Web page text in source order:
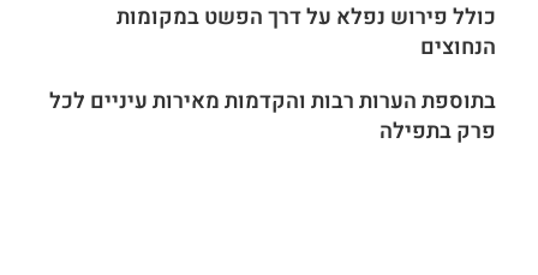
כולל פירוש נפלא על דרך הפשט במקומות
הנחוצים
בתוספת הערות רבות והקדמות מאירות עיניים לכל
פרק בתפילה